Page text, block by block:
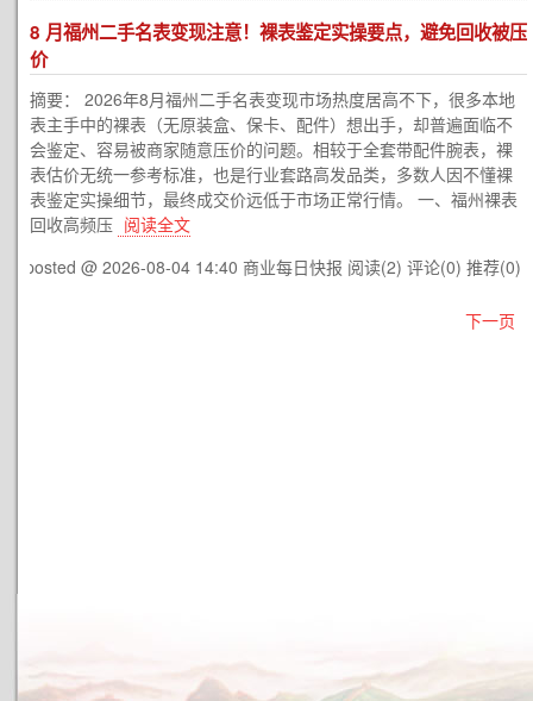
8 月福州二手名表变现注意！裸表鉴定实操要点，避免回收被压
价
摘要： 2026年8月福州二手名表变现市场热度居高不下，很多本地
表主手中的裸表（无原装盒、保卡、配件）想出手，却普遍面临不
会鉴定、容易被商家随意压价的问题。相较于全套带配件腕表，裸
表估价无统一参考标准，也是行业套路高发品类，多数人因不懂裸
表鉴定实操细节，最终成交价远低于市场正常行情。 一、福州裸表
回收高频压 阅读全文
posted @ 2026-08-04 14:40 商业每日快报 阅读(2) 评论(0) 推荐(0)
下一页